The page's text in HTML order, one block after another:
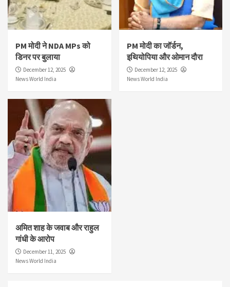
PM मोदी ने NDA MPs को
डिनर पर बुलाया
December 12, 2025
News World India
PM मोदी का जॉर्डन,
इथियोपिया और ओमान दौरा
December 12, 2025
News World India
अमित शाह के जवाब और राहुल
गांधी के आरोप
December 11, 2025
News World India